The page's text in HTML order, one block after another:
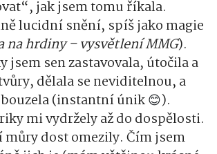
jak jsem tomu říkala.
lucidní snění, spíš jako magie
na hrdiny – vysvětlení MMG).
jsem sen zastavovala, útočila a
dělala se neviditelnou, a
(instantní únik😊).
mi vydržely až do dospělosti.
můry dost omezily. Čím jsem